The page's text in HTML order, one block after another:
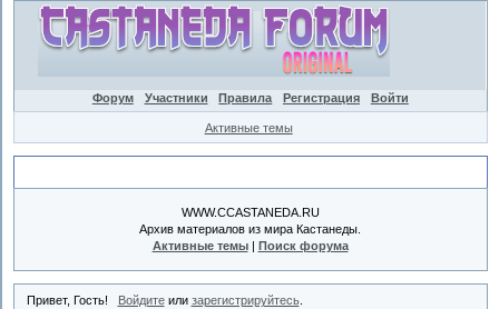
Форум Участники Правила Регистрация Войти
Активные темы
WWW.CCASTANEDA.RU
Архив материалов из мира Кастанеды.
Активные темы| Поиск форума
Привет, Гость! Войдитеили зарегистрируйтесь.